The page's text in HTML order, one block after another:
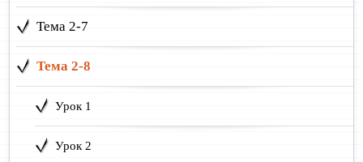
Тема 2-7
Тема 2-8
Урок 1
Урок 2